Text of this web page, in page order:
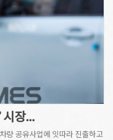
시장…
량 공유사업에 잇따라 진출하고